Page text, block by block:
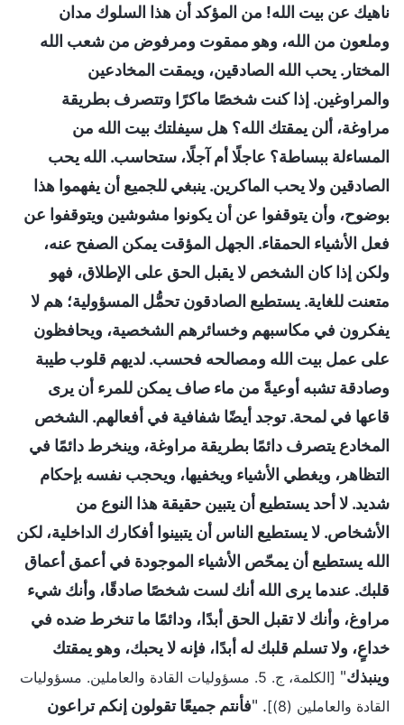
ناهيك عن بيت الله! من المؤكد أن هذا السلوك مدان
وملعون من الله، وهو ممقوت ومرفوض من شعب الله
المختار. يحب الله الصادقين، ويمقت المخادعين
والمراوغين. إذا كنت شخصًا ماكرًا وتتصرف بطريقة
مراوغة، ألن يمقتك الله؟ هل سيفلتك بيت الله من
المساءلة ببساطة؟ عاجلًا أم آجلًا، ستحاسب. الله يحب
الصادقين ولا يحب الماكرين. ينبغي للجميع أن يفهموا هذا
بوضوح، وأن يتوقفوا عن أن يكونوا مشوشين ويتوقفوا عن
فعل الأشياء الحمقاء. الجهل المؤقت يمكن الصفح عنه،
ولكن إذا كان الشخص لا يقبل الحق على الإطلاق، فهو
متعنت للغاية. يستطيع الصادقون تحمُّل المسؤولية؛ هم لا
يفكرون في مكاسبهم وخسائرهم الشخصية، ويحافظون
على عمل بيت الله ومصالحه فحسب. لديهم قلوب طيبة
وصادقة تشبه أوعيةً من ماء صاف يمكن للمرء أن يرى
قاعها في لمحة. توجد أيضًا شفافية في أفعالهم. الشخص
المخادع يتصرف دائمًا بطريقة مراوغة، وينخرط دائمًا في
التظاهر، ويغطي الأشياء ويخفيها، ويحجب نفسه بإحكام
شديد. لا أحد يستطيع أن يتبين حقيقة هذا النوع من
الأشخاص. لا يستطيع الناس أن يتبينوا أفكارك الداخلية، لكن
الله يستطيع أن يمحّص الأشياء الموجودة في أعمق أعماق
قلبك. عندما يرى الله أنك لست شخصًا صادقًا، وأنك شيء
مراوغ، وأنك لا تقبل الحق أبدًا، ودائمًا ما تنخرط ضده في
خداعٍ، ولا تسلم قلبك له أبدًا، فإنه لا يحبك، وهو يمقتك
وينبذك"
[الكلمة، ج. 5. مسؤوليات القادة والعاملين. مسؤوليات
القادة والعاملين (8)]
. "فأنتم جميعًا تقولون إنكم تراعون